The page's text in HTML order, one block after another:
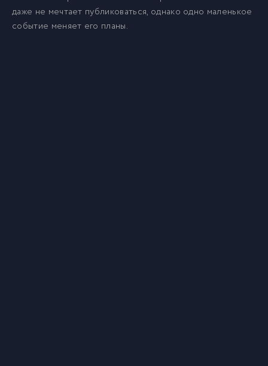
даже не мечтает публиковаться, однако одно маленькое
событие меняет его планы.